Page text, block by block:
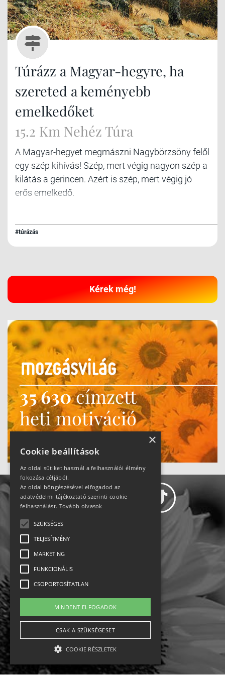
Túrázz a Magyar-hegyre, ha
szereted a keményebb
emelkedőket
15.2 Km Nehéz Túra
A Magyar-hegyet megmászni Nagybörzsöny felől
egy szép kihívás! Szép, mert végig nagyon szép a
kilátás a gerincen. Azért is szép, mert végig jó
erős emelkedő.
#túrázás
Kérek még!
35 630címzett
heti motiváció
Ne maradj le!
Impresszum-kapcsolat
Jogi nyilatkozat
Rólunk
English
×
Cookie beállítások
Az oldal sütiket használ a felhasználói élmény
fokozása céljából.
Az oldal böngészésével elfogadod az
adatvédelmi tájékoztató szerinti cookie
felhasználást. Tovább olvasok
SZÜKSÉGES
TELJESÍTMÉNY
MARKETING
FUNKCIONÁLIS
CSOPORTOSÍTATLAN
MINDENT ELFOGADOK
CSAK A SZÜKSÉGESET
COOKIE RÉSZLETEK